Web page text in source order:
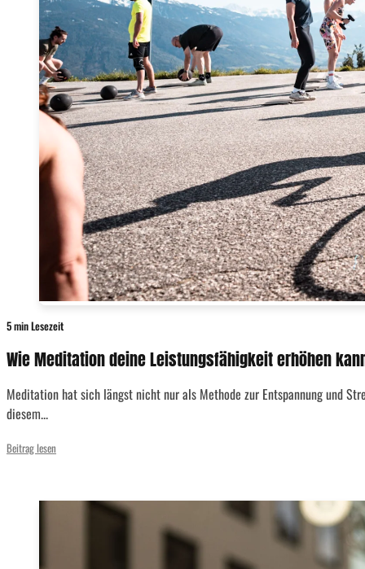
5 min Lesezeit
Wie Meditation deine Leistungsfähigkeit erhöhen
Meditation hat sich längst nicht nur als Methode zur Entspannung und
diesem...
Beitrag lesen